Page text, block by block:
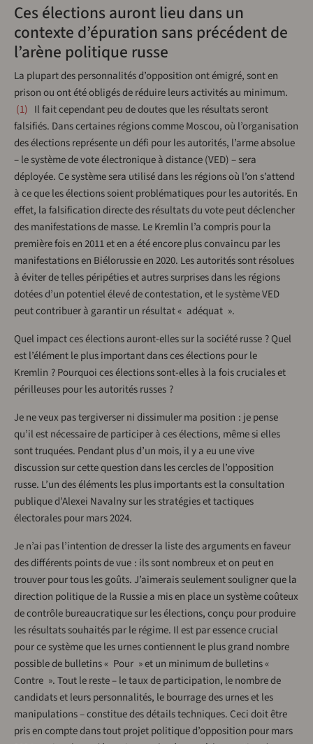
Ces élections auront lieu dans un
contexte d’épuration sans précédent de
l’arène politique russe
La plupart des personnalités d’opposition ont émigré, sont en
prison ou ont été obligés de réduire leurs activités au minimum.
1
Il fait cependant peu de doutes que les résultats seront
falsifiés. Dans certaines régions comme Moscou, où l’organisation
des élections représente un défi pour les autorités, l’arme absolue
– le système de vote électronique à distance (VED) – sera
déployée. Ce système sera utilisé dans les régions où l’on s’attend
à ce que les élections soient problématiques pour les autorités. En
effet, la falsification directe des résultats du vote peut déclencher
des manifestations de masse. Le Kremlin l’a compris pour la
première fois en 2011 et en a été encore plus convaincu par les
manifestations en Biélorussie en 2020. Les autorités sont résolues
à éviter de telles péripéties et autres surprises dans les régions
dotées d’un potentiel élevé de contestation, et le système VED
peut contribuer à garantir un résultat « adéquat ».
Quel impact ces élections auront-elles sur la société russe ? Quel
est l’élément le plus important dans ces élections pour le
Kremlin ? Pourquoi ces élections sont-elles à la fois cruciales et
périlleuses pour les autorités russes ?
Je ne veux pas tergiverser ni dissimuler ma position : je pense
qu’il est nécessaire de participer à ces élections, même si elles
sont truquées. Pendant plus d’un mois, il y a eu une vive
discussion sur cette question dans les cercles de l’opposition
russe. L’un des éléments les plus importants est la consultation
publique d’Alexei Navalny sur les stratégies et tactiques
électorales pour mars 2024.
Je n’ai pas l’intention de dresser la liste des arguments en faveur
des différents points de vue : ils sont nombreux et on peut en
trouver pour tous les goûts. J’aimerais seulement souligner que la
direction politique de la Russie a mis en place un système coûteux
de contrôle bureaucratique sur les élections, conçu pour produire
les résultats souhaités par le régime. Il est par essence crucial
pour ce système que les urnes contiennent le plus grand nombre
possible de bulletins « Pour » et un minimum de bulletins «
Contre ». Tout le reste – le taux de participation, le nombre de
candidats et leurs personnalités, le bourrage des urnes et les
manipulations – constitue des détails techniques. Ceci doit être
pris en compte dans tout projet politique d’opposition pour mars